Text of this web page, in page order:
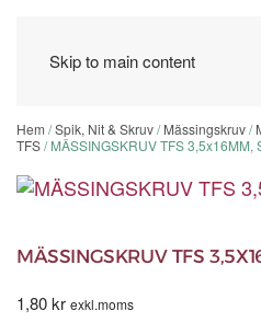
Skip to main content
Hem /Spik, Nit & Skruv/Mässingskruv/
TFS/ MÄSSINGSKRUV TFS 3,5x16MM,
MÄSSINGSKRUV TFS
1,80kr exkl.moms